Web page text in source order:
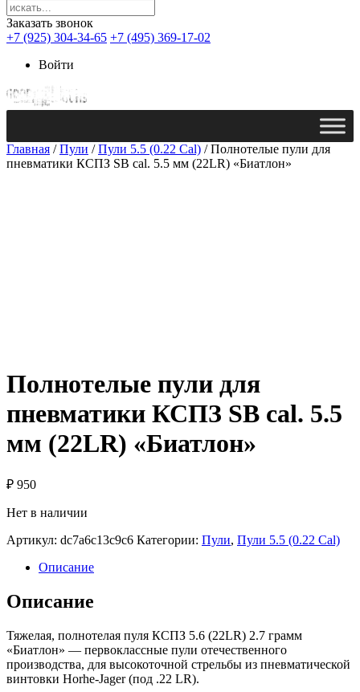
Заказать звонок
+7 (925) 304-34-65 +7 (495) 369-17-02
Войти
Главная /Пули /Пули 5.5 (0.22 Сal) / Полнотелые пули для
пневматики КСПЗ SB cal. 5.5 мм (22LR) «Биатлон»
Полнотелые пули для
пневматики КСПЗ SB cal. 5.5
мм (22LR) «Биатлон»
₽ 950
Нет в наличии
Артикул: dc7a6c13c9c6 Категории: Пули, Пули 5.5 (0.22 Сal)
Описание
Описание
Тяжелая, полнотелая пуля КСПЗ 5.6 (22LR) 2.7 грамм
«Биатлон» — первоклассные пули отечественного
производства, для высокоточной стрельбы из пневматической
винтовки Horhe-Jager (под .22 LR).